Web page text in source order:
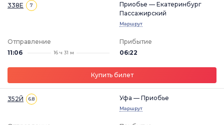
338Е 7
Приобье — Екатеринбург
Пассажирский
Маршрут
Отправление
11:06
16 ч 31 м
Прибытие
06:22
Купить билет
352Й 6.8 Уфа — Приобье
Маршрут